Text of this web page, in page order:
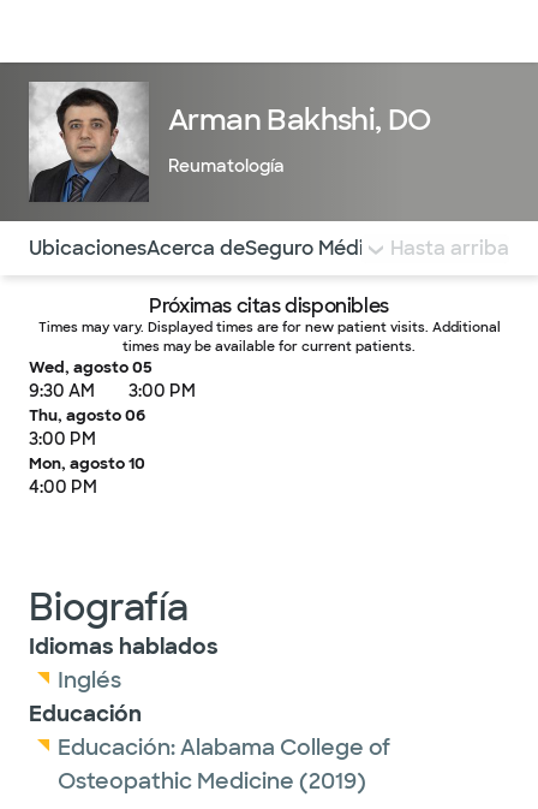
Arman Bakhshi, DO
Reumatología
Utilice esta navegación para saltar rápidamente a
UbicacionesAcerca deSeguro Médico COMENTARIOS
Hasta arriba
Próximas citas disponibles
Times may vary. Displayed times are for new patient visits. Additional
times may be available for current patients.
Wed, agosto 05
9:30 AM 3:00 PM
Thu, agosto 06
3:00 PM
Mon, agosto 10
4:00 PM
Biografía
Idiomas hablados
Inglés
Educación
Educación:Alabama College of
Osteopathic Medicine (2019)